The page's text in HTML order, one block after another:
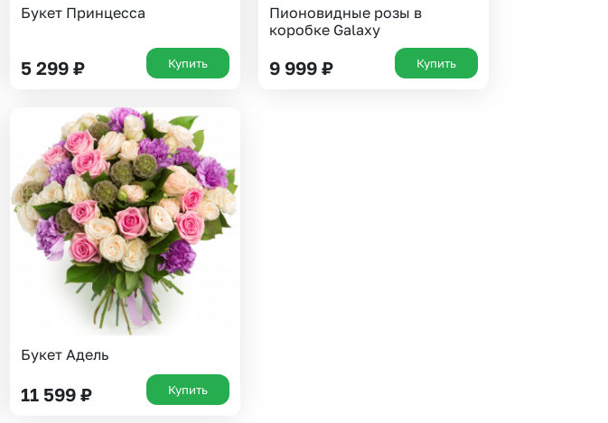
Букет Принцесса
5 299 ₽ Купить
Пионовидные розы в
коробке Galaxy
9 999 ₽ Купить
Букет Адель
11 599 ₽ Купить